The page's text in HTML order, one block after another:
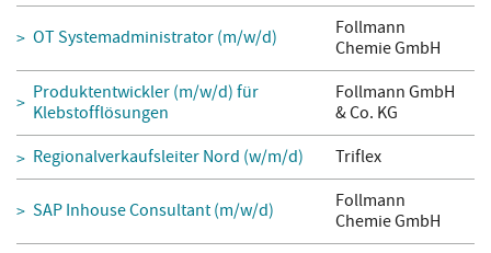
OT Systemadministrator (m/w/d)
Follmann
Chemie GmbH
Produktentwickler (m/w/d) für
Klebstofflösungen
Follmann GmbH
& Co. KG
Regionalverkaufsleiter Nord (w/m/d)
Triflex
SAP Inhouse Consultant (m/w/d)
Follmann
Chemie GmbH